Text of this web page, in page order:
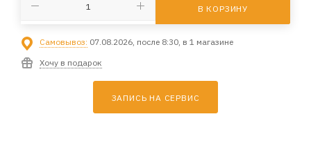
В КОРЗИНУ
Самовывоз: 07.08.2026, после 8:30, в 1 магазине
Хочу в подарок
ЗАПИСЬ НА СЕРВИС